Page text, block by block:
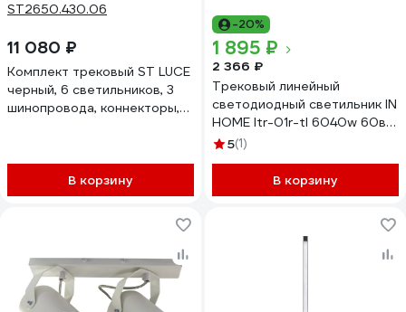
11 080 ₽
Комплект трековый ST LUCE
черный, 6 светильников, 3
шинопровода, коннекторы,
ST002.429.00
ST2650.430.06
В корзину
-20%
1 895 ₽
2 366 ₽
Трековый линейный
светодиодный светильник IN
HOME ltr-01r-tl 6040w 60вт,
4000к, 1135мм, 120гр, белый,
4690612045665
5(1)
В корзину